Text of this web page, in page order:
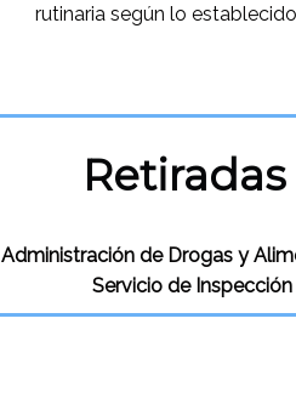
rutinaria según lo
Administración de Drogas y
Servicio de